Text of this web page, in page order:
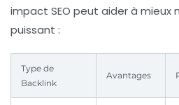
impact SEO peut aider à mieux
puissant :
Type de
Backlink
Avantages